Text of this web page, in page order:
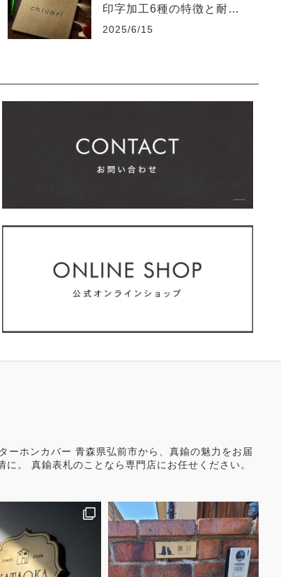
印字加工6種の特徴と耐久
性の違い
2025/6/15
ーホンカバー 青森県弘前市から、真鍮の魅力をお届
。 真鍮表札のことなら専門店にお任せください。